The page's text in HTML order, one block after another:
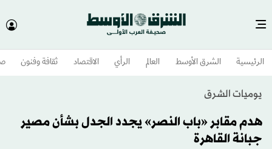
الرئيسية الشرق الأوسط​ العالم الرأي الاقتصاد ثقافة وفنون
يوميات الشرق
هدم مقابر «باب النصر» يجدد الجدل بشأن مصير
جبانة القاهرة